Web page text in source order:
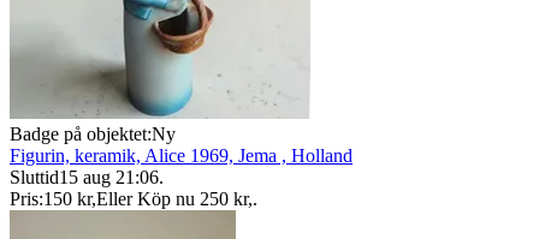
Badge på objektet:Ny
Figurin, keramik, Alice 1969, Jema , Holland
Sluttid15 aug 21:06.
Pris:150 kr,Eller Köp nu 250 kr,.